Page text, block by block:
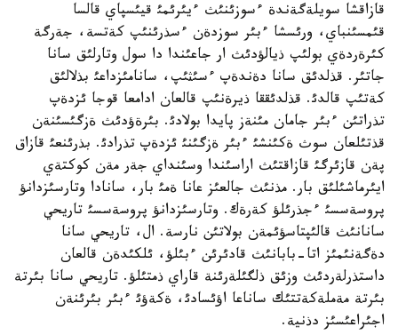
قازاقشا سويلةگةندة ءسوزئنئث ءيئرئمئ قيئسپاي قالسا
قئمسئنباي، ورئسشا ءبئر سوزدةن ءسذرئنئپ كةتسة، جةرگة
كئرةردةي بولئپ ذيالؤدئث ار جاعئندا دا سول وتارلئق سانا
جاتئر. قذلدئق سانا دةندةپ ءسئثئپ، سانامئزداعئ بذلالئق
كةتئپ قالدئ. قذلدئققا ذيرةنئپ قالعان ادامعا قوجا ئزدةپ
تذراتئن ءبئر جامان مئنةز پايدا بولادئ. بئرةؤدئث ةزگئسئنةن
قذتئلعان سوث ةكئنشئ ءبئر ةزگئنئ ئزدةپ تذرادئ. بذرئنعئ قازاق
پةن قازئرگئ قازاقتئث اراسئندا وسئنداي جةر مةن كوكتةي
ايئرماشئلئق بار. مذنئث جالعئز عانا ةمئ بار، سانادا وتارسئزدانؤ
پروسةسسئ ءجذرئلؤ كةرةك. وتارسئزدانؤ پروسةسسئ تاريحي
سانانئث قالئپتاسؤئمةن بولاتئن نارسة. ال، تاريحي سانا
دةگةنئمئز اتا-بابانئث قادئرئن ءبئلؤ، ئلكئدةن قالعان
داستذرلةردئث وزئق ذلگئلةرئنة قاراي ذمتئلؤ. تاريحي سانا بئرتة
بئرتة مةملةكةتتئك ساناعا اؤئسادئ، ةكةؤئ ءبئر بئرئنةن
اجئراعئسئز دذنية.